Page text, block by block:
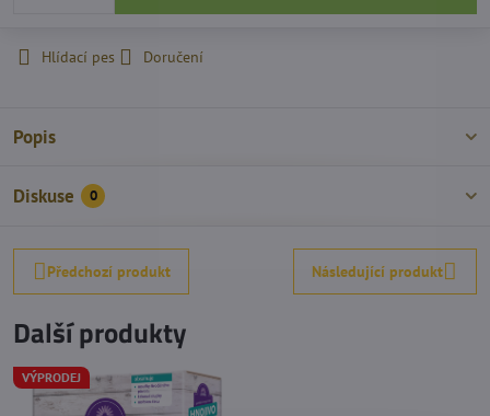
Hlídací pes Doručení
Popis
Diskuse 0
Předchozí produkt Následující produkt
Další produkty
VÝPRODEJ